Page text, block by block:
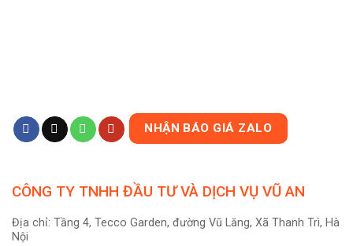
NHẬN BÁO GIÁ ZALO
CÔNG TY TNHH ĐẦU TƯ VÀ DỊCH VỤ VŨ AN
Địa chỉ: Tầng 4, Tecco Garden, đường Vũ Lăng, Xã Thanh Trì, Hà
Nội